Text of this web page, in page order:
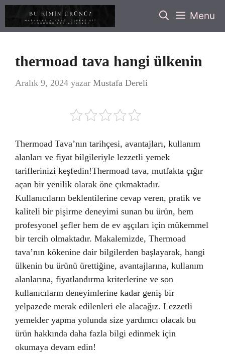
İçeriğe
Menu
thermoad tava hangi ülkenin
Aralık 9, 2024 yazar Mustafa Dereli
Thermoad Tava’nın tarihçesi, avantajları, kullanım
alanları ve fiyat bilgileriyle lezzetli yemek
tariflerinizi keşfedin!Thermoad tava, mutfakta çığır
açan bir yenilik olarak öne çıkmaktadır.
Kullanıcıların beklentilerine cevap veren, pratik ve
kaliteli bir pişirme deneyimi sunan bu ürün, hem
profesyonel şefler hem de ev aşçıları için mükemmel
bir tercih olmaktadır. Makalemizde, Thermoad
tava’nın kökenine dair bilgilerden başlayarak, hangi
ülkenin bu ürünü ürettiğine, avantajlarına, kullanım
alanlarına, fiyatlandırma kriterlerine ve son
kullanıcıların deneyimlerine kadar geniş bir
yelpazede merak edilenleri ele alacağız. Lezzetli
yemekler yapma yolunda size yardımcı olacak bu
ürün hakkında daha fazla bilgi edinmek için
okumaya devam edin!